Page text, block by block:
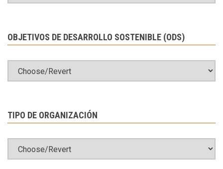
OBJETIVOS DE DESARROLLO SOSTENIBLE (ODS)
TIPO DE ORGANIZACIÓN